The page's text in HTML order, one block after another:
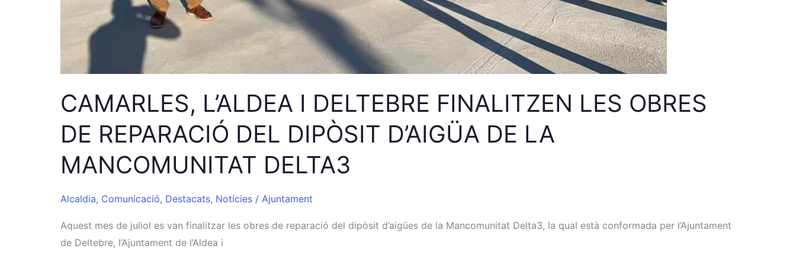
CAMARLES, L’ALDEA I DELTEBRE FINALITZEN LES OBRES
DE REPARACIÓ DEL DIPÒSIT D’AIGÜA DE LA
MANCOMUNITAT DELTA3
Alcaldia, Comunicació, Destacats, Notícies / Ajuntament
Aquest mes de juliol es van finalitzar les obres de reparació del dipòsit d’aigües de la Mancomunitat Delta3, la qual està conformada per l’Ajuntament
de Deltebre, l’Ajuntament de l’Aldea i